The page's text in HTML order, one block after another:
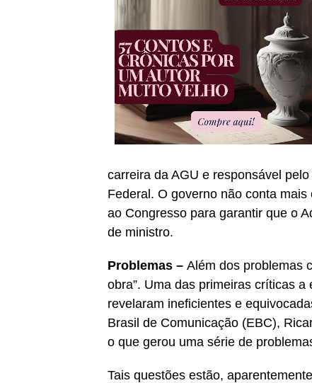
carreira da AGU e responsável
Federal. O governo não conta
ao Congresso para garantir que o
de ministro.
Problemas – Além dos problemas
obra”. Uma das primeiras críticas
revelaram ineficientes e
Brasil de Comunicação (EBC),
o que gerou uma série de
Tais questões estão,